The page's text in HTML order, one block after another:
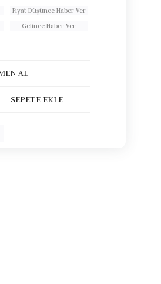
Fiyat Düşünce Haber Ver
Gelince Haber Ver